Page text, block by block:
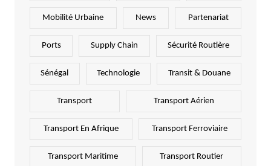
Mobilité Urbaine News Partenariat
Ports Supply Chain Sécurité Routière
Sénégal Technologie Transit & Douane
Transport Transport Aérien
Transport En Afrique Transport Ferroviaire
Transport Maritime Transport Routier